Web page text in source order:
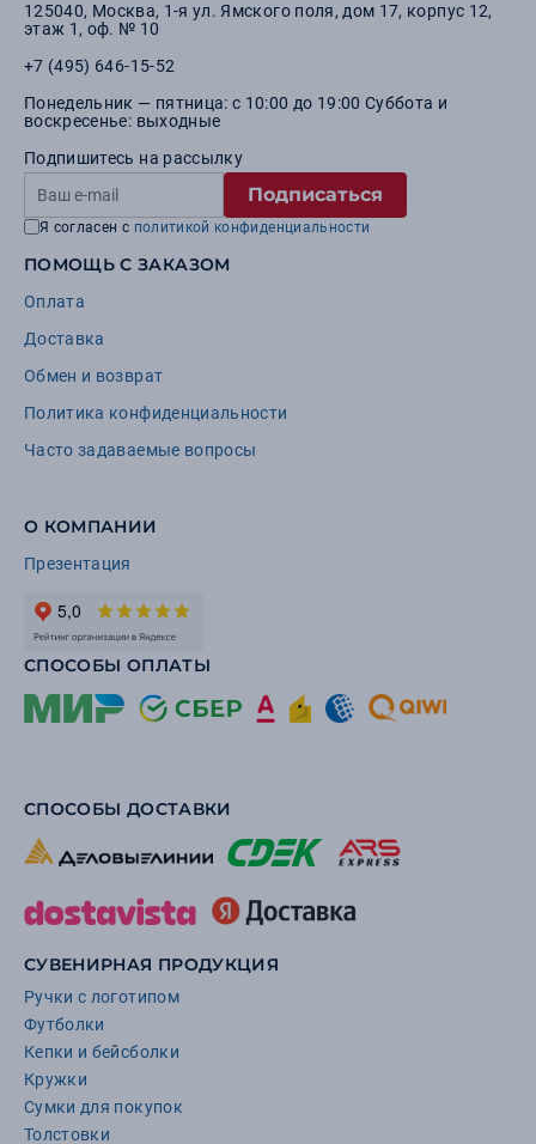
125040, Москва, 1-я ул. Ямского поля, дом 17, корпус 12,
этаж 1, оф. № 10
+7 (495) 646-15-52
Понедельник — пятница: с 10:00 до 19:00 Суббота и
воскресенье: выходные
Подпишитесь на рассылку
Подписаться
Я согласен с политикой конфиденциальности
ПОМОЩЬ С ЗАКАЗОМ
Оплата
Доставка
Обмен и возврат
Политика конфиденциальности
Часто задаваемые вопросы
О КОМПАНИИ
Презентация
СПОСОБЫ ОПЛАТЫ
СПОСОБЫ ДОСТАВКИ
СУВЕНИРНАЯ ПРОДУКЦИЯ
Ручки с логотипом
Футболки
Кепки и бейсболки
Кружки
Сумки для покупок
Толстовки